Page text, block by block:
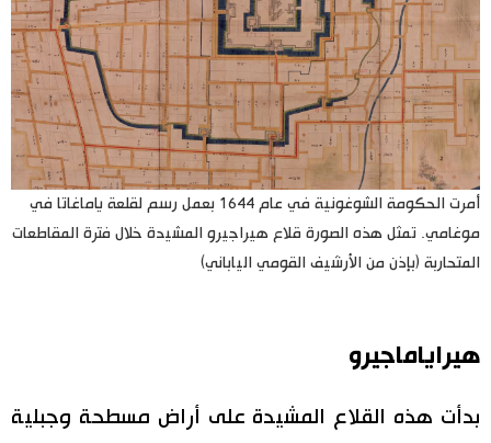
أمرت الحكومة الشوغونية في عام 1644 بعمل رسم لقلعة ياماغاتا في
موغامي. تمثل هذه الصورة قلاع هيراجيرو المشيدة خلال فترة المقاطعات
المتحاربة (بإذن من الأرشيف القومي الياباني)
هيراياماجيرو
بدأت هذه القلاع المشيدة على أراض مسطحة وجبلية